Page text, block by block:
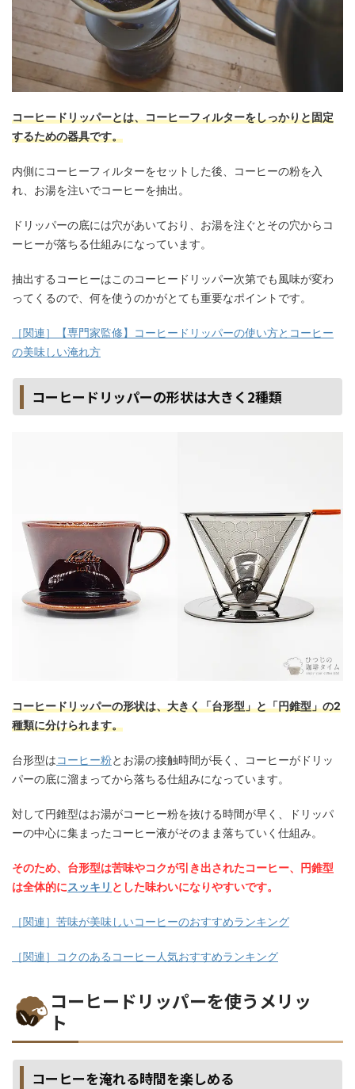
コーヒードリッパーとは、コーヒーフィルターをしっかりと固定
するための器具です。
内側にコーヒーフィルターをセットした後、コーヒーの粉を入
れ、お湯を注いでコーヒーを抽出。
ドリッパーの底には穴があいており、お湯を注ぐとその穴からコ
ーヒーが落ちる仕組みになっています。
抽出するコーヒーはこのコーヒードリッパー次第でも風味が変わ
ってくるので、何を使うのかがとても重要なポイントです。
［関連］【専門家監修】コーヒードリッパーの使い方とコーヒー
の美味しい淹れ方
コーヒードリッパーの形状は大きく2種類
コーヒードリッパーの形状は、大きく「台形型」と「円錐型」の2
種類に分けられます。
台形型はコーヒー粉とお湯の接触時間が長く、コーヒーがドリッ
パーの底に溜まってから落ちる仕組みになっています。
対して円錐型はお湯がコーヒー粉を抜ける時間が早く、ドリッパ
ーの中心に集まったコーヒー液がそのまま落ちていく仕組み。
そのため、台形型は苦味やコクが引き出されたコーヒー、 円錐型
は全体的にスッキリ とした味わいになりやすいです。
［関連］苦味が美味しいコーヒーのおすすめランキング
［関連］コクのあるコーヒー人気おすすめランキング
コーヒードリッパーを使うメリッ
ト
コーヒーを淹れる時間を楽しめる